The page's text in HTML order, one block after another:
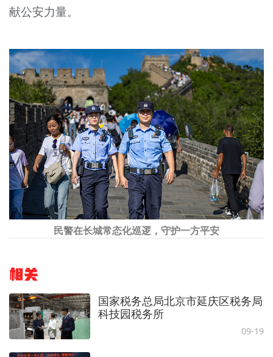
献公安力量。
民警在长城常态化巡逻，守护一方平安
相关
国家税务总局北京市延庆区税务局
科技园税务所
09-19